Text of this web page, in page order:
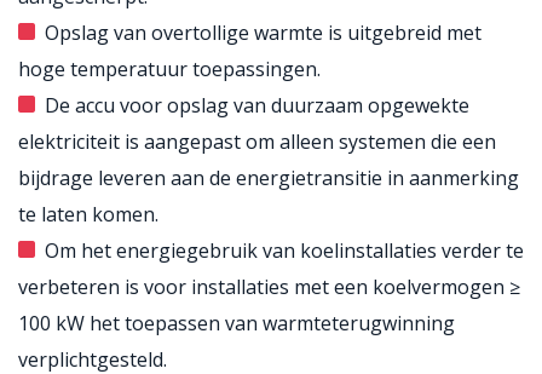
Opslag van overtollige warmte is uitgebreid met
hoge temperatuur toepassingen.
De accu voor opslag van duurzaam opgewekte
elektriciteit is aangepast om alleen systemen die een
bijdrage leveren aan de energietransitie in aanmerking
te laten komen.
Om het energiegebruik van koelinstallaties verder te
verbeteren is voor installaties met een koelvermogen ≥
100 kW het toepassen van warmteterugwinning
verplichtgesteld.